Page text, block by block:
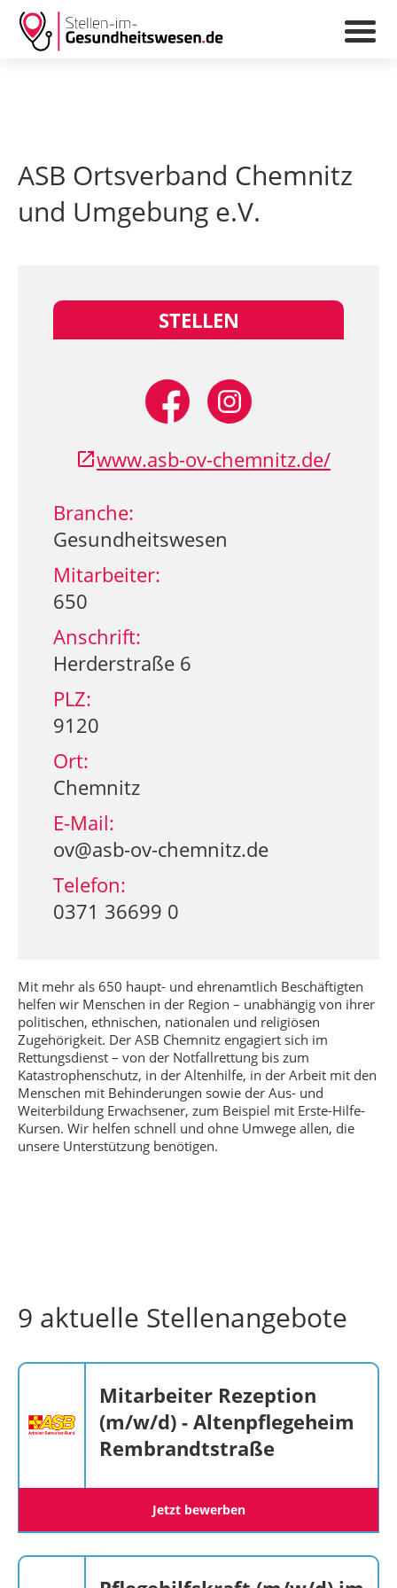
ASB Ortsverband Chemnitz
und Umgebung e.V.
Mit mehr als 650 haupt- und ehrenamtlich Beschäftigten
helfen wir Menschen in der Region – unabhängig von ihrer
politischen, ethnischen, nationalen und religiösen
Zugehörigkeit. Der ASB Chemnitz engagiert sich im
Rettungsdienst – von der Notfallrettung bis zum
Katastrophenschutz, in der Altenhilfe, in der Arbeit mit den
Menschen mit Behinderungen sowie der Aus- und
Weiterbildung Erwachsener, zum Beispiel mit Erste-Hilfe-
Kursen. Wir helfen schnell und ohne Umwege allen, die
unsere Unterstützung benötigen.
STELLEN
www.asb-ov-chemnitz.de/
Branche:
Gesundheitswesen
Mitarbeiter:
650
Anschrift:
Herderstraße 6
PLZ:
9120
Ort:
Chemnitz
E-Mail:
ov@asb-ov-chemnitz.de
Telefon:
0371 36699 0
9 aktuelle Stellenangebote
Mitarbeiter Rezeption
(m/w/d) - Altenpflegeheim
Rembrandtstraße
Jetzt bewerben